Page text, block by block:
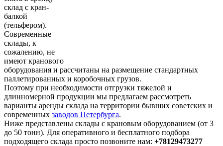
склад с кран-
балкой
(тельфером).
Современные
склады, к
сожалению, не
имеют кранового
оборудования и рассчитаны на размещение стандартных
паллетированных и коробочных грузов.
Поэтому при необходимости отгрузки тяжелой и
длинномерной продукции мы предлагаем рассмотреть
варианты аренды склада на территории бывших советских и
современных заводов Петербурга.
Ниже представлены склады с крановым оборудованием (от 3
до 50 тонн). Для оперативного и бесплатного подбора
подходящего склада просто позвоните нам: +78129473277